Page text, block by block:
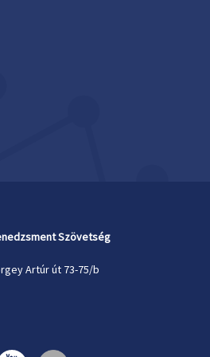
Szövetség
Artúr út 73-75/b